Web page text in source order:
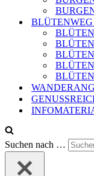
Suchen nach …